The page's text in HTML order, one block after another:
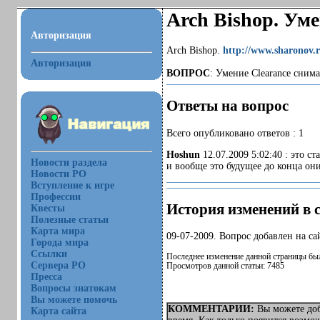
Авторизация
Авторизация
Новости раздела
Новости РО
Вступление к игре
Профессии
Квесты
Полезные статьи
Карта мира
Города мира
Ссылки
Сервера РО
Пресса
Вопросы знатокам
Вы можете помочь
Карта сайта
Arch Bishop.
Arch Bishop. http://
ВОПРОС: Умение Clearance
Ответы на вопрос
Всего опубликовано ответов : 1
Hoshun 12.07.2009 5:02:40 : это
и вообще это будущее до конца
История изменений в
09-07-2009. Вопрос добавлен на
Последнее изменение данной страницы
Просмотров данной статьи: 7485
КОММЕНТАРИИ: Вы можете